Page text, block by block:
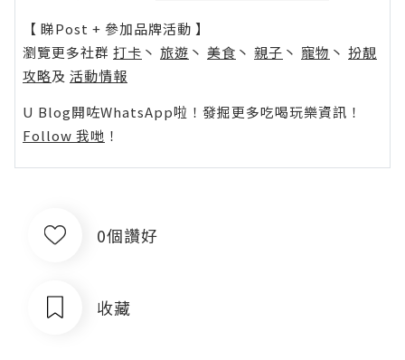
【 睇Post + 參加品牌活動 】
瀏覽更多社群 打卡 丶 旅遊 丶 美食 丶 親子 丶 寵物 丶 扮靚
攻略及 活動情報
U Blog開咗WhatsApp啦！發掘更多吃喝玩樂資訊！
Follow 我哋 ！
0個讚好
收藏